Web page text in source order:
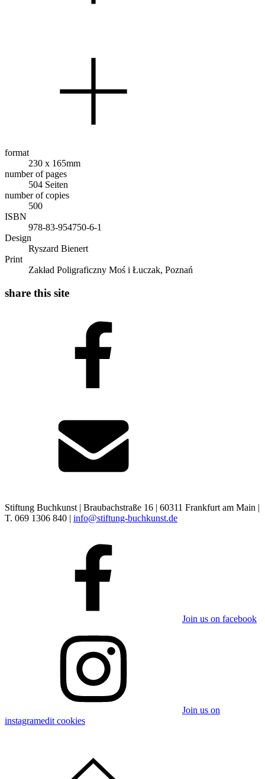
format
230 x 165mm
number of pages
504 Seiten
number of copies
500
ISBN
978-83-954750-6-1
Design
Ryszard Bienert
Print
Zakład Poligraficzny Moś i Łuczak, Poznań
share this site
Stiftung Buchkunst | Braubachstraße 16 | 60311 Frankfurt am Main |
T. 069 1306 840 | info@stiftung-buchkunst.de
Join us on facebook
Join us on
instagramedit cookies